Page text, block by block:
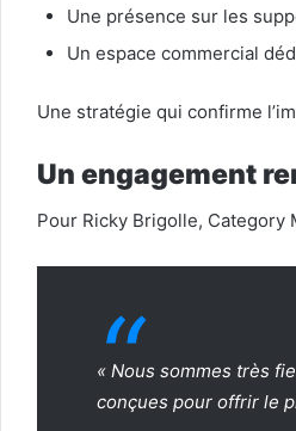
Une présence sur les
Un espace commercial
Une stratégie qui confirme
Un engagement
Pour Ricky Brigolle, Category
« Nous sommes très
conçues pour offrir le